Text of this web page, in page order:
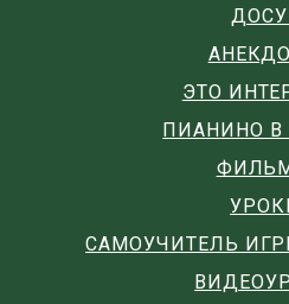
ЭТО
ПИАНИНО В
САМОУЧИТЕЛЬ